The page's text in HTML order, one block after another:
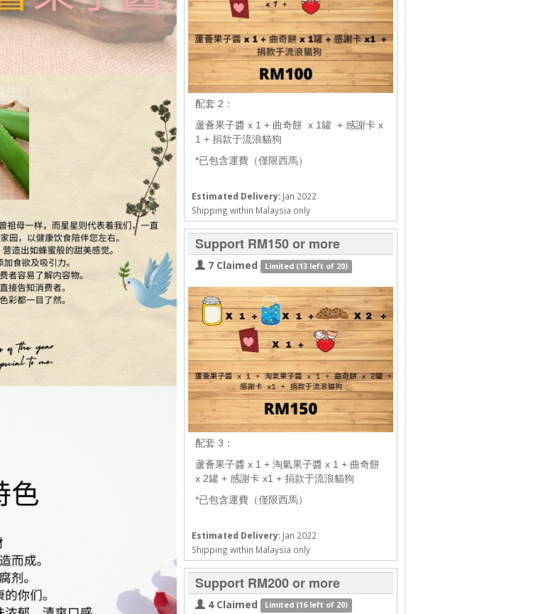
配套 2：
蘆薈果子醬 x 1 + 曲奇餅 x 1罐 + 感謝卡 x
1 + 捐款于流浪貓狗
*已包含運費（僅限西馬）
Estimated Delivery: Jan 2022
Shipping within Malaysia only
Support RM150 or more
7 Claimed Limited (13 left of 20)
配套 3：
蘆薈果子醬 x 1 + 淘氣果子醬 x 1 + 曲奇餅
x 2罐 + 感謝卡 x1 + 捐款于流浪貓狗
*已包含運費（僅限西馬）
Estimated Delivery: Jan 2022
Shipping within Malaysia only
Support RM200 or more
4 Claimed Limited (16 left of 20)